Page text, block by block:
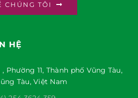
CHÚNG TÔI
HỆ
Phường 11, Thành phố Vũng Tàu,
Tàu, Việt Nam